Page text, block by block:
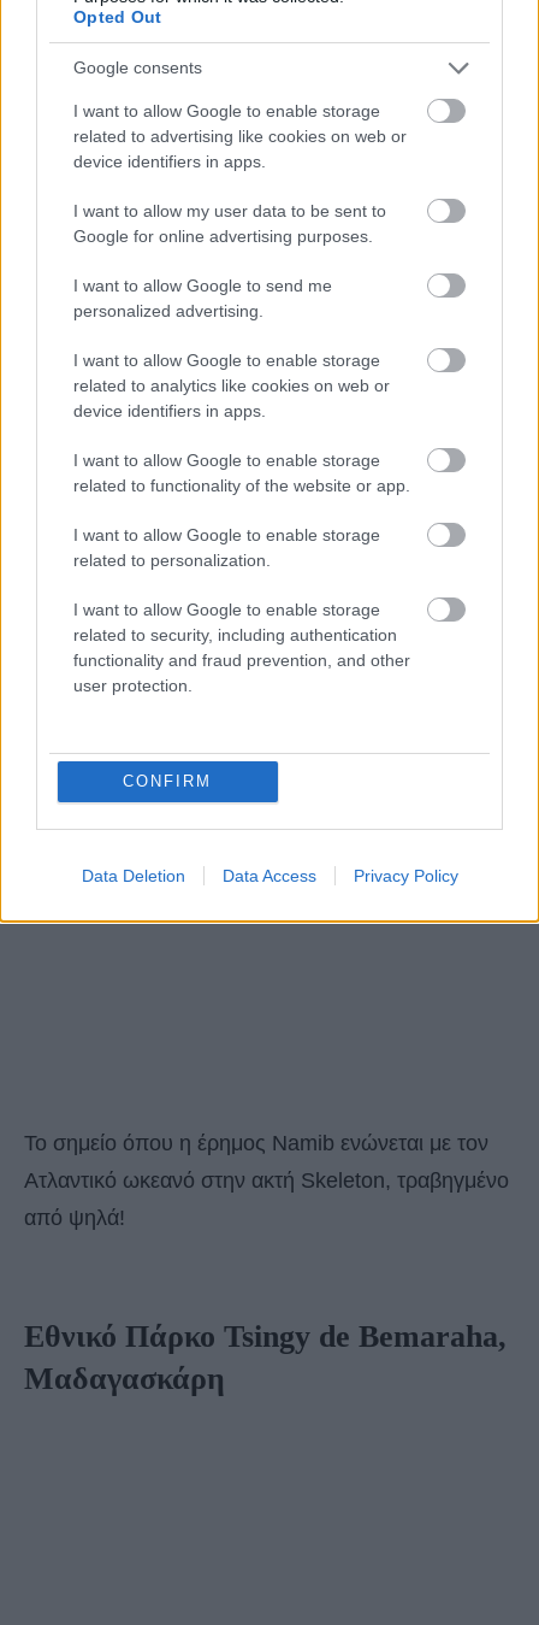
Opted Out
Google consents
I want to allow Google to enable storage
related to advertising like cookies on web or
device identifiers in apps.
I want to allow my user data to be sent to
Google for online advertising purposes.
I want to allow Google to send me
personalized advertising.
I want to allow Google to enable storage
related to analytics like cookies on web or
device identifiers in apps.
I want to allow Google to enable storage
related to functionality of the website or app.
I want to allow Google to enable storage
related to personalization.
I want to allow Google to enable storage
related to security, including authentication
functionality and fraud prevention, and other
user protection.
CONFIRM
Data Deletion Data Access Privacy Policy
Το σημείο όπου η έρημος Namib ενώνεται με τον
Ατλαντικό ωκεανό στην ακτή Skeleton, τραβηγμένο
από ψηλά!
Εθνικό Πάρκο Tsingy de Bemaraha,
Μαδαγασκάρη